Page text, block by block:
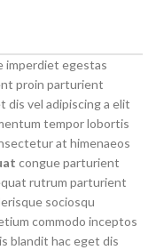
imperdiet egestas
proin parturient
dis vel adipiscing a elit
tempor lobortis
at himenaeos
congue parturient
rutrum parturient
sociosqu
commodo inceptos
blandit hac eget dis